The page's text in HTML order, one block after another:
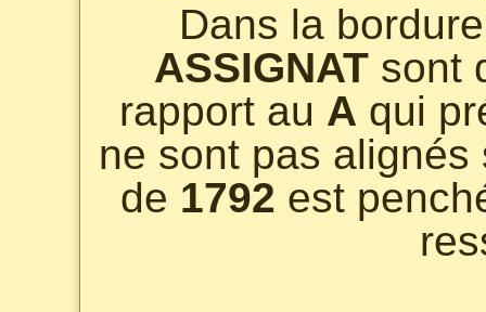
Dans la
ASSIGNAT sont
rapport au A qui
ne sont pas
de 1792 est